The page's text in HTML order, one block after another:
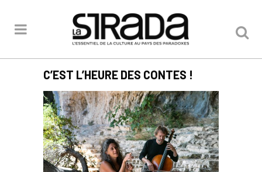
C’EST L’HEURE DES CONTES !